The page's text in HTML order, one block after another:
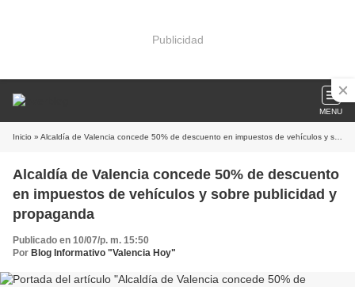
Publicidad
MENU
Inicio » Alcaldía de Valencia concede 50% de descuento en impuestos de vehículos y sobre publicidad y propaganda
Alcaldía de Valencia concede 50% de descuento
en impuestos de vehículos y sobre publicidad y
propaganda
Publicado en 10/07/p. m. 15:50
Por Blog Informativo "Valencia Hoy"